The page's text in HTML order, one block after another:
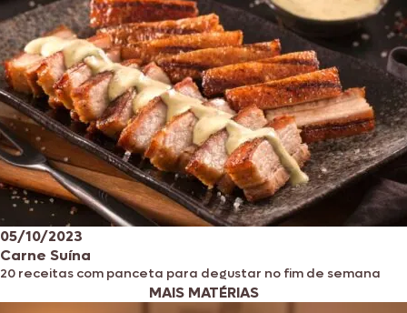
05/10/2023
Carne Suína
20 receitas com panceta para degustar no fim de semana
MAIS MATÉRIAS